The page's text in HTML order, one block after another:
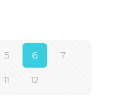
5 6 7
11 12